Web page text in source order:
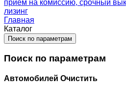
Главная
Каталог
Поиск по параметрам
Поиск по параметрам
Автомобилей Очистить